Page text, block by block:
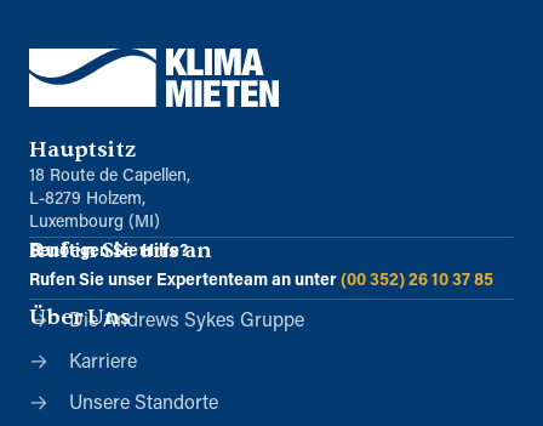
Hauptsitz
18 Route de Capellen,
L-8279 Holzem,
Luxembourg (MI)
Rufen Sie uns an
Benötigen Sie Hilfe?
Rufen Sie unser Expertenteam an unter (00 352) 26 10 37 85
Über Uns
Die Andrews Sykes Gruppe
Karriere
Unsere Standorte